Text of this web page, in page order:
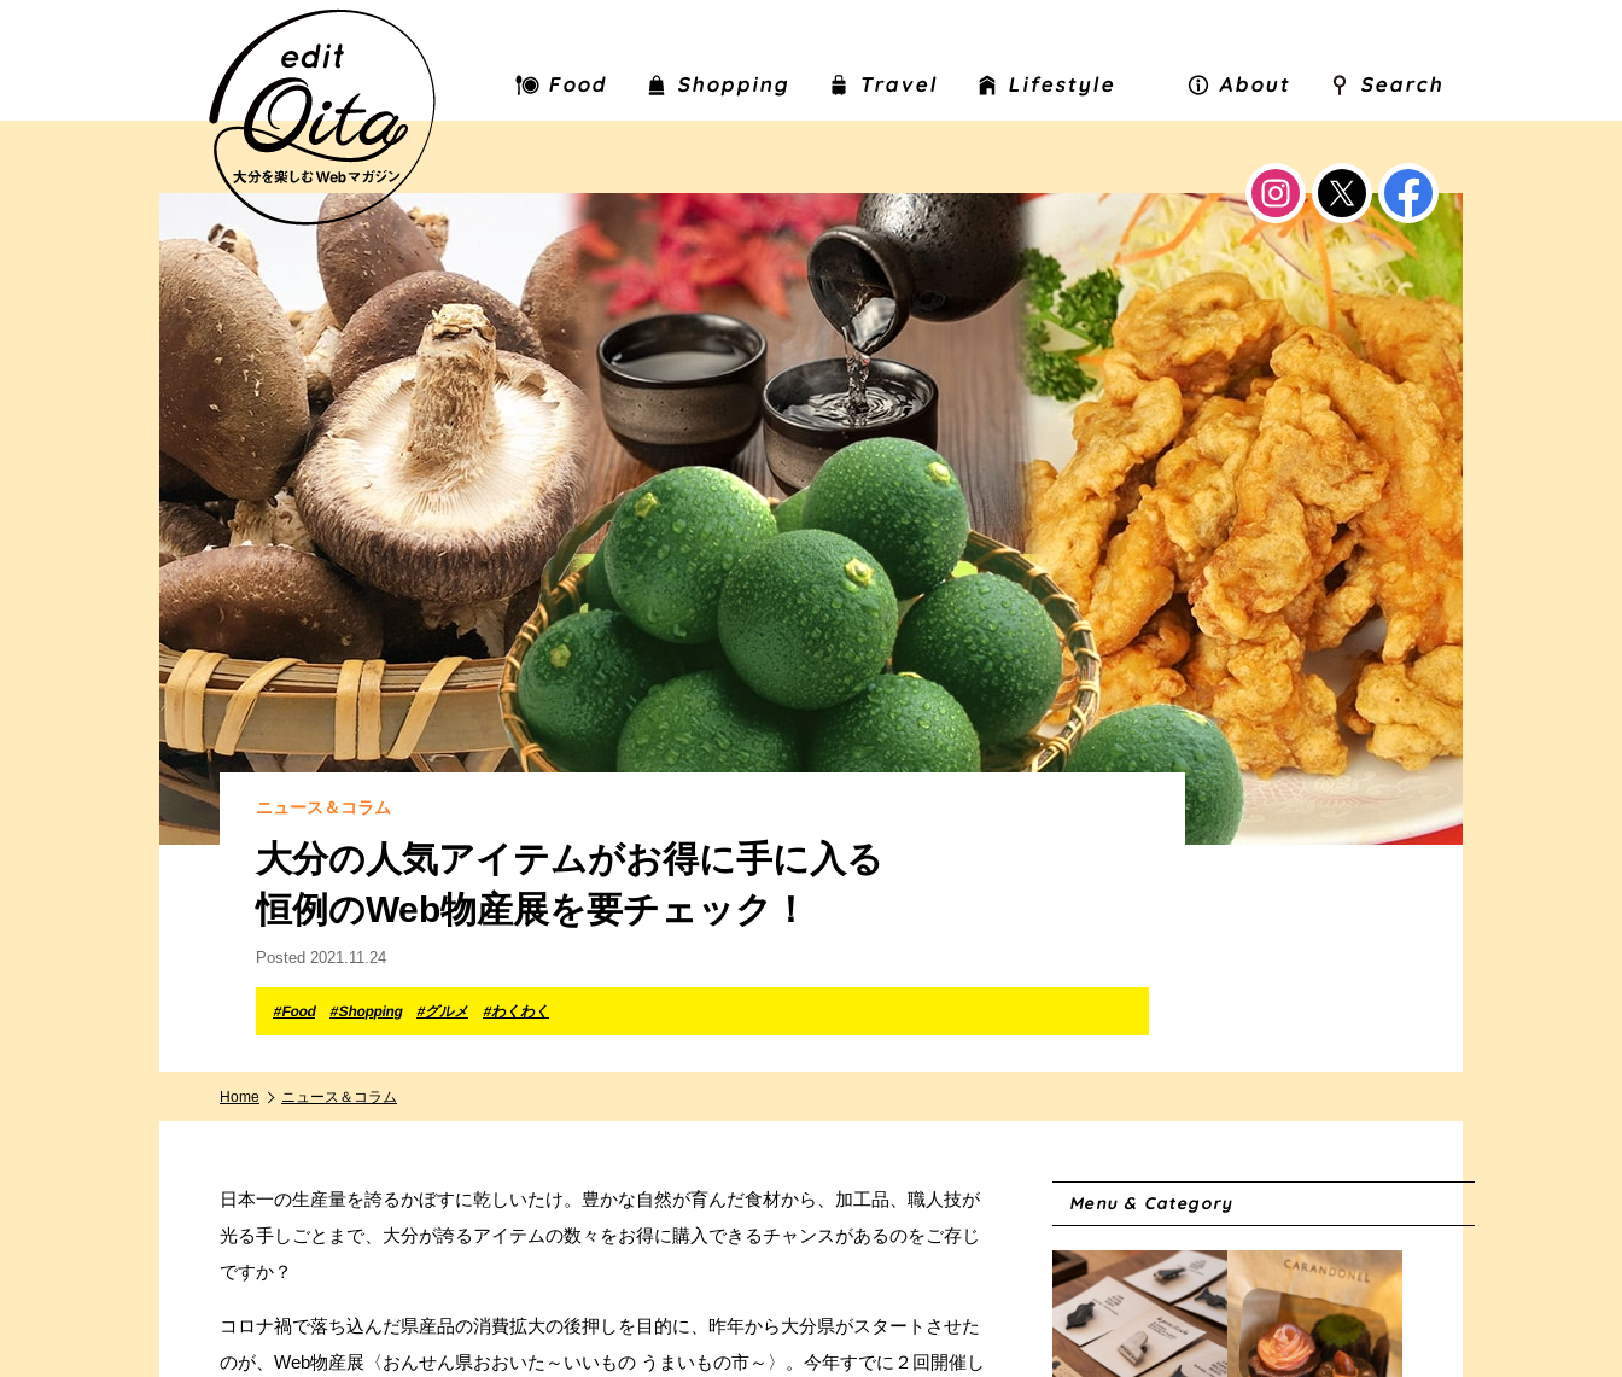
Food Shopping Travel Lifestyle About Search
ニュース＆コラム
大分の人気アイテムがお得に手に入る
恒例のWeb物産展を要チェック！
Posted 2021.11.24
#Food #Shopping #グルメ #わくわく
Home ニュース＆コラム
日本一の生産量を誇るかぼすに乾しいたけ。豊かな自然が育んだ食材から、加工品、職人技が
光る手しごとまで、大分が誇るアイテムの数々をお得に購入できるチャンスがあるのをご存じ
ですか？
コロナ禍で落ち込んだ県産品の消費拡大の後押しを目的に、昨年から大分県がスタートさせた
のが、Web物産展〈おんせん県おおいた～いいもの うまいもの市～〉。今年すでに２回開催し
Menu & Category